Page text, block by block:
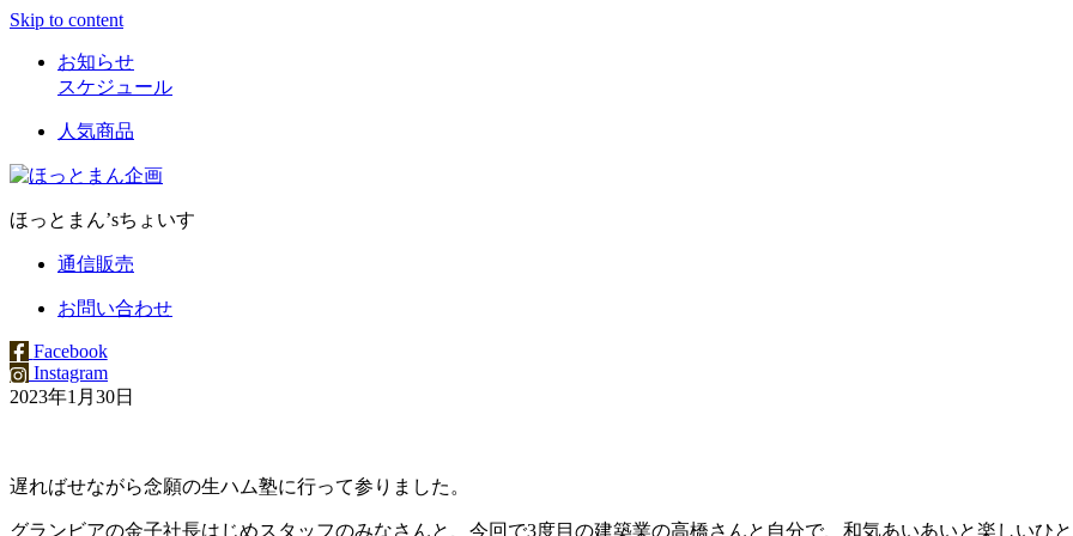
Skip to content
お知らせ
スケジュール
人気商品
ほっとまん’sちょいす
通信販売
お問い合わせ
Facebook
Instagram
2023年1月30日
遅ればせながら念願の生ハム塾に行って参りました。
グランビアの金子社長はじめスタッフのみなさんと、今回で3度目の建築業の高橋さんと自分で、和気あいあいと楽しいひと